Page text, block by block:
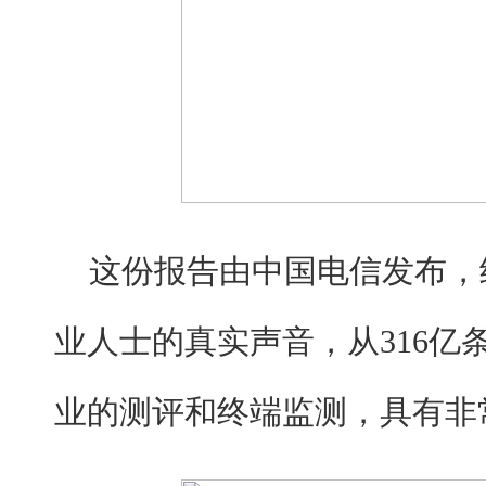
这份报告由中国电信发布 ，
业人士的真实声音 ， 从316亿
业的测评和终端监测 ，具有